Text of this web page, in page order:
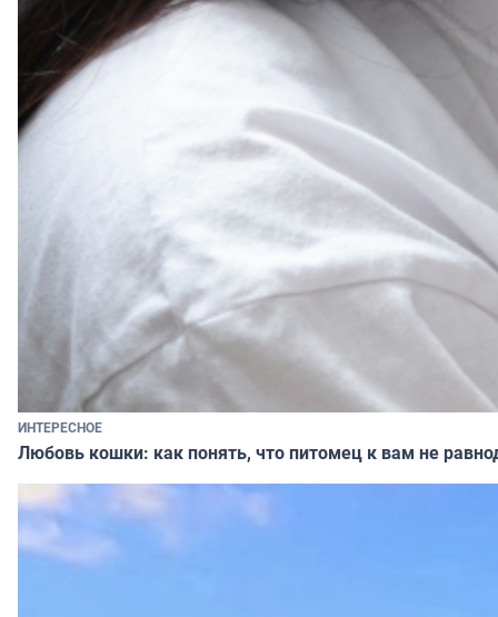
ИНТЕРЕСНОЕ
Любовь кошки: как понять, что питомец к вам не